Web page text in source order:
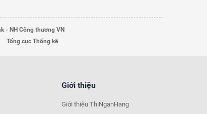
- NH Công thương VN
Tổng cục Thống kê
Giới thiệu
Giới thiệu ThiNganHang